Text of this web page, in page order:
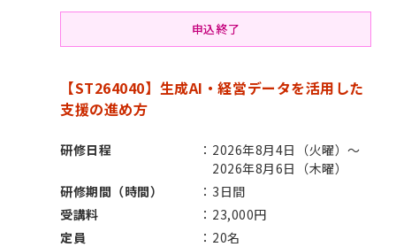
申込終了
【ST264040】生成AI・経営データを活用した
支援の進め方
研修日程
2026年8月4日（火曜）～
2026年8月6日（木曜）
研修期間（時間）
3日間
受講料
23,000円
定員
20名